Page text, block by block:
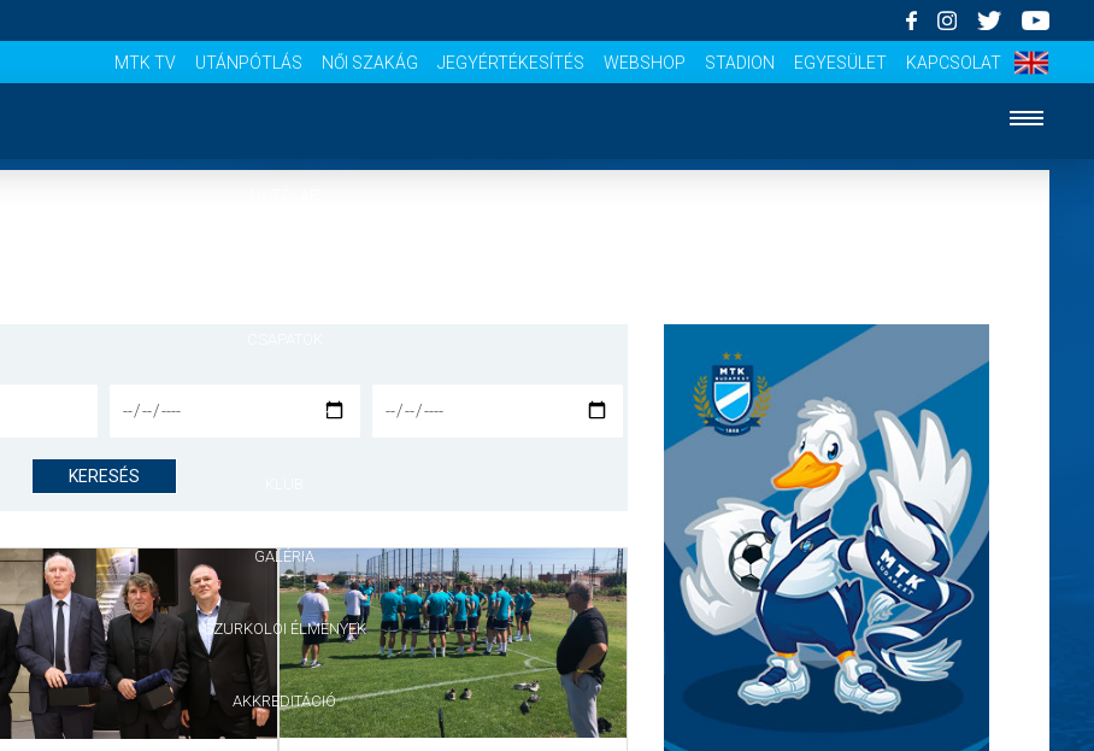
MTK TV UTÁNPÓTLÁS NŐI SZAKÁG JEGYÉRTÉKESÍTÉS WEBSHOP STADION EGYESÜLET KAPCSOLAT
MÉRKŐZÉSEK
GALÉRIA
SZURKOLÓI ÉLMÉNYEK
AKKREDITÁCIÓ
KERESÉS